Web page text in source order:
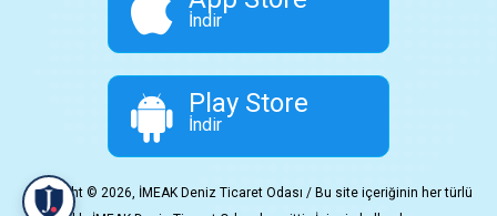
İndir
Play Store
İndir
Copyright © 2026, İMEAK Deniz Ticaret Odası / Bu site içeriğinin her türlü